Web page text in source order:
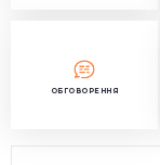
ОБГОВОРЕННЯ